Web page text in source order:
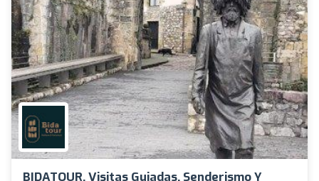
BIDATOUR. Visitas Guiadas, Senderismo Y